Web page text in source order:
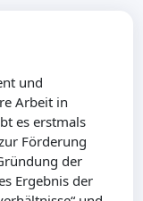
und
Arbeit in
es erstmals
Förderung
der
Ergebnis der